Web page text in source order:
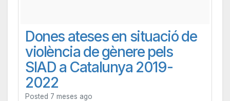
Dones ateses en situació de
violència de gènere pels
SIAD a Catalunya 2019-
2022
Posted 7 meses ago